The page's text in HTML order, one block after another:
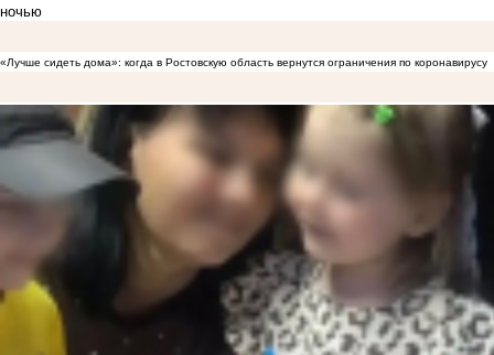
ночью
«Лучше сидеть дома»: когда в Ростовскую область вернутся ограничения по коронавирусу